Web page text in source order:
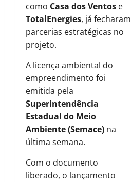
como Casa dos Ventos e
TotalEnergies, já fecharam
parcerias estratégicas no
projeto.
A licença ambiental do
empreendimento foi
emitida pela
Superintendência
Estadual do Meio
Ambiente (Semace) na
última semana.
Com o documento
liberado, o lançamento